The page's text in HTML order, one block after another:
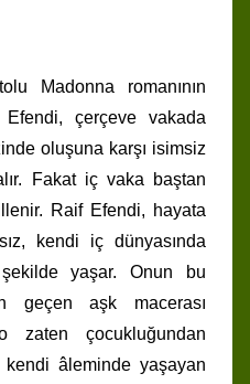
Madonna romanının
çerçeve vakada
oluşuna karşı isimsiz
Fakat iç vaka baştan
Raif Efendi, hayata
kendi iç dünyasında
yaşar. Onun bu
geçen aşk macerası
zaten çocukluğundan
âleminde yaşayan